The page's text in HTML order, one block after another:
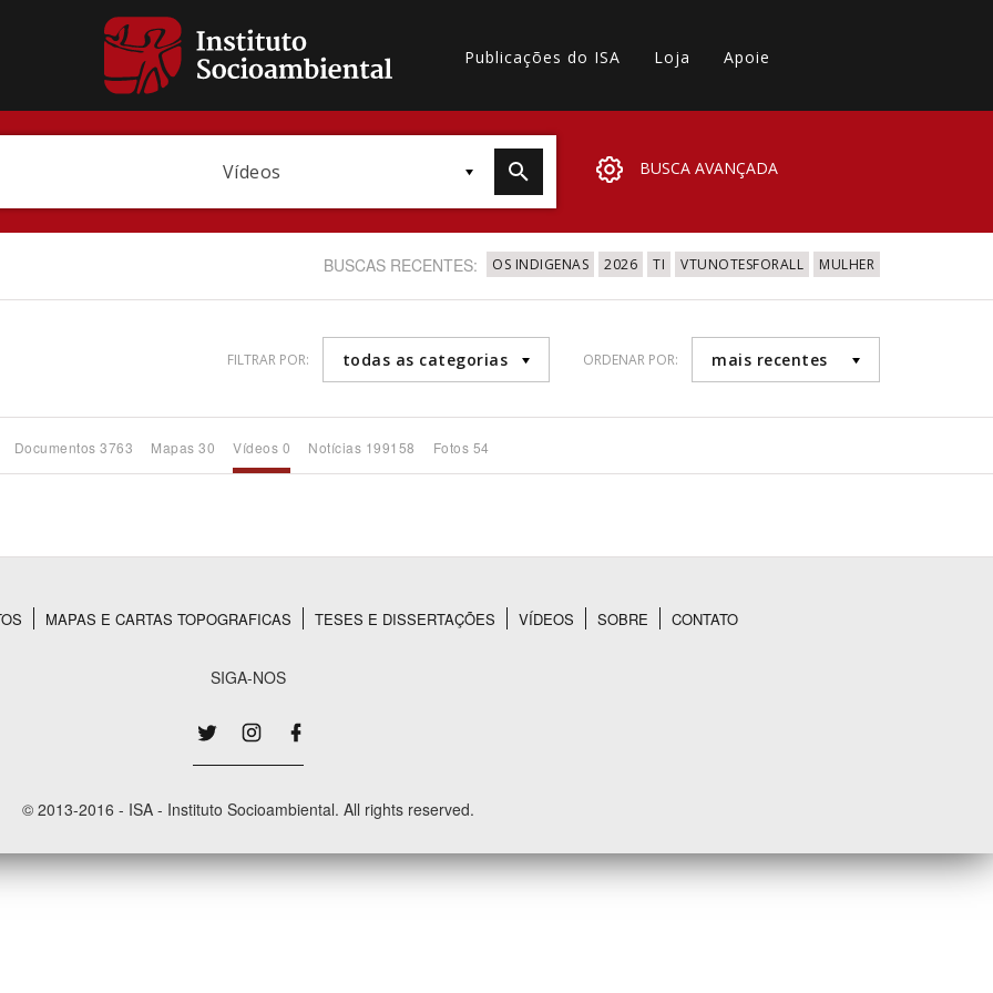
Publicações do ISA Loja Apoie
Vídeos BUSCA AVANÇADA
Área Protegida
BUSCAS RECENTES: OS INDIGENAS 2026 TI VTUNOTESFORALL MULHER
FILTRAR POR: todas as categorias ORDENAR POR: mais recentes
Documentos 3763 Mapas 30 Vídeos 0 Notícias 199158 Fotos 54
MAPAS E CARTAS TOPOGRAFICAS TESES E DISSERTAÇÕES VÍDEOS SOBRE CONTATO
SIGA-NOS
© 2013-2016 - ISA - Instituto Socioambiental. All rights reserved.